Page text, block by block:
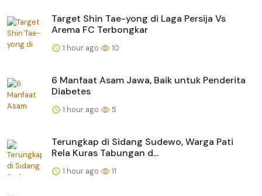
Target Shin Tae-yong di Laga Persija Vs
Arema FC Terbongkar
1 hour ago 10
6 Manfaat Asam Jawa, Baik untuk Penderita
Diabetes
1 hour ago 5
Terungkap di Sidang Sudewo, Warga Pati
Rela Kuras Tabungan d...
1 hour ago 11